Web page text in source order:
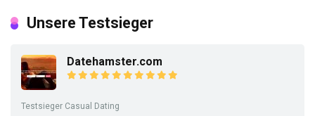
Unsere Testsieger
Datehamster.com
Testsieger Casual Dating